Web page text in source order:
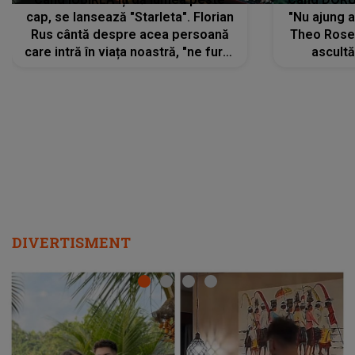
cap, se lansează "Starleta". Florian
Rus cântă despre acea persoană
care intră în viața noastră, "ne fură"
"Nu ajung
Theo
DIVERTISMENT